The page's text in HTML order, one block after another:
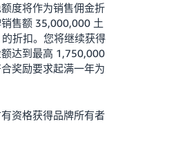
度将作为销售佣金折
售额 35,000,000 土
折扣。您将继续获得
达到最高 1,750,000
奖励要求起满一年为
资格获得品牌所有者